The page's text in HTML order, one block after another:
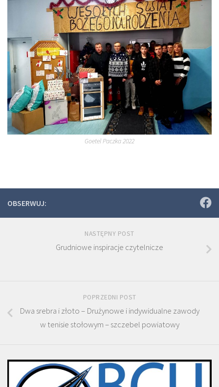
Goetel Paczka 2022
OBSERWUJ:
NASTĘPNY POST
Grudniowe inspiracje czytelnicze
POPRZEDNI POST
Dwa srebra i złoto – Drużynowe i indywidualne zawody
w tenisie stołowym – szczebel powiatowy